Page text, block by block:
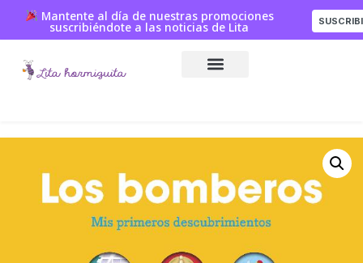
Mantente al día de nuestras promociones
suscribiéndote a las noticias de Lita